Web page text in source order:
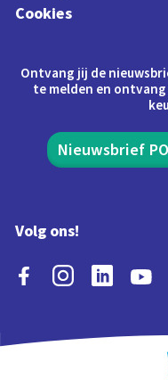
Cookies
Ontvang jij de
te melden en
Nieuwsbrief PO
Volg ons!